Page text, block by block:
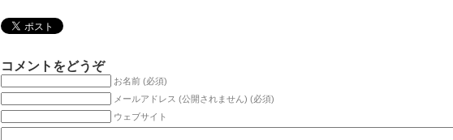
コメントをどうぞ
お名前 (必須)
メールアドレス (公開されません) (必須)
ウェブサイト